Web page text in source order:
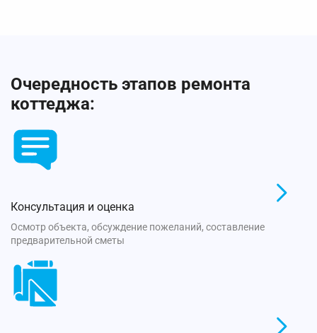
Очередность этапов ремонта
коттеджа:
Консультация и оценка
Осмотр объекта, обсуждение пожеланий, составление
предварительной сметы